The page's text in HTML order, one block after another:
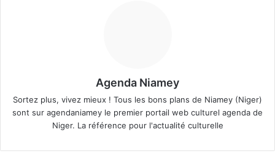
Agenda Niamey
Sortez plus, vivez mieux ! Tous les bons plans de Niamey (Niger)
sont sur agendaniamey le premier portail web culturel agenda de
Niger. La référence pour l'actualité culturelle